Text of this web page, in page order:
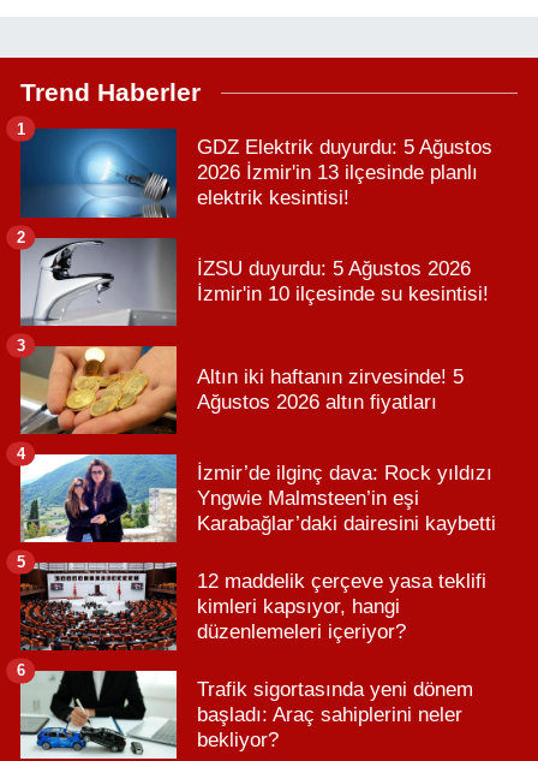
Trend Haberler
GDZ Elektrik duyurdu: 5 Ağustos
2026 İzmir'in 13 ilçesinde planlı
elektrik kesintisi!
1
İZSU duyurdu: 5 Ağustos 2026
İzmir'in 10 ilçesinde su kesintisi!
2
Altın iki haftanın zirvesinde! 5
Ağustos 2026 altın fiyatları
3
İzmir’de ilginç dava: Rock yıldızı
Yngwie Malmsteen’in eşi
Karabağlar’daki dairesini kaybetti
4
12 maddelik çerçeve yasa teklifi
kimleri kapsıyor, hangi
düzenlemeleri içeriyor?
5
Trafik sigortasında yeni dönem
başladı: Araç sahiplerini neler
bekliyor?
6